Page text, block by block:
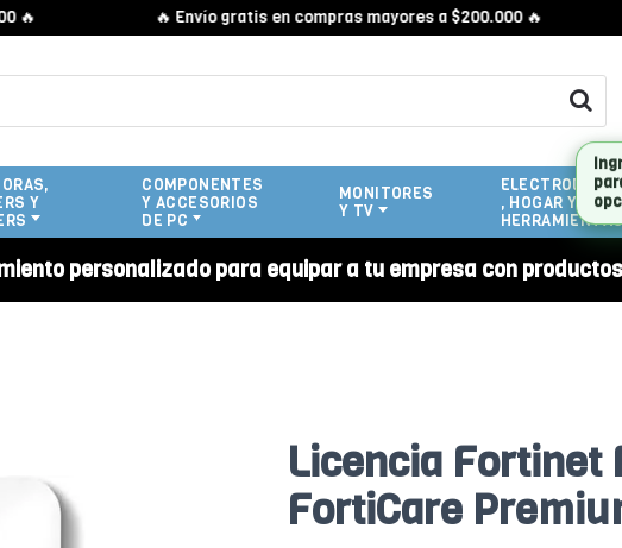
🔥 Envío gratis en compras mayores a $200.000 🔥
Y
COMPONENTES
Y ACCESORIOS
DE PC
MONITORES
Y TV
, HOGAR Y
personalizado para equipar a tu empresa con
Licencia Fortinet
FortiCare